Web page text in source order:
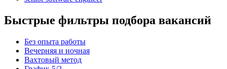
Быстрые фильтры подбора вакансий
Без опыта работы
Вечерняя и ночная
Вахтовый метод